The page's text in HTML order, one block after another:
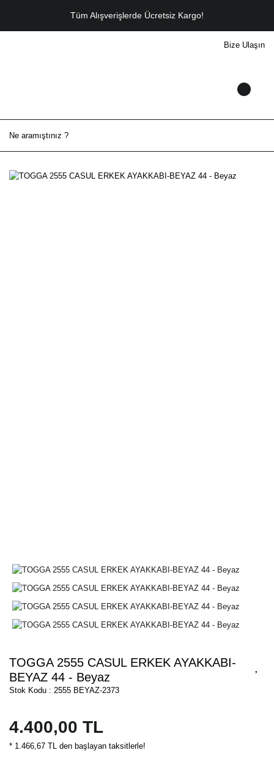
Tüm Alışverişlerde Ücretsiz Kargo!
Bize Ulaşın
TOGGA 2555 CASUL ERKEK AYAKKABI-
BEYAZ 44 - Beyaz
Stok Kodu : 2555 BEYAZ-2373
4.400,00 TL
* 1.466,67 TL den başlayan taksitlerle!